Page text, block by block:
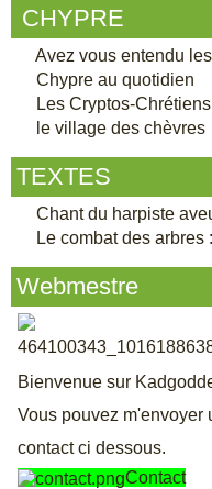
CHYPRE
Avez vous entendu
Chypre au quotidien
Les Cryptos-
le village des chèvres
TEXTES
Chant du harpiste
Le combat des arbres
Webmestre
Bienvenue sur
Vous pouvez m'envoyer
contact ci dessous.
Contact